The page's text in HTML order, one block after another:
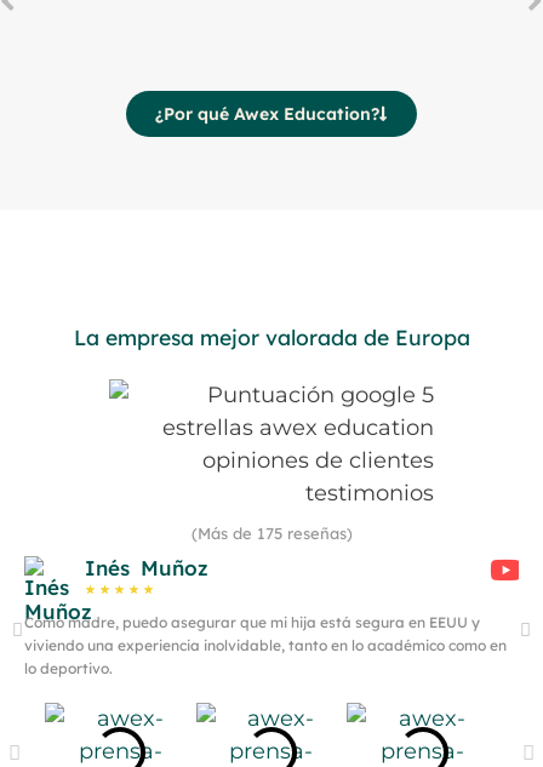
¿Por qué Awex Education?
La empresa mejor valorada de Europa
(Más de 175 reseñas)
Inés Muñoz
★ ★ ★ ★ ★
Como madre, puedo asegurar que mi hija está segura en EEUU y
viviendo una experiencia inolvidable, tanto en lo académico como en
lo deportivo.